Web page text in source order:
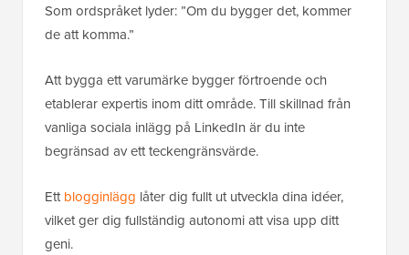
Som ordspråket lyder: ”Om du bygger det, kommer
de att komma.”
Att bygga ett varumärke bygger förtroende och
etablerar expertis inom ditt område. Till skillnad från
vanliga sociala inlägg på LinkedIn är du inte
begränsad av ett teckengränsvärde.
Ettblogginlägg låter dig fullt ut utveckla dina idéer,
vilket ger dig fullständig autonomi att visa upp ditt
geni.